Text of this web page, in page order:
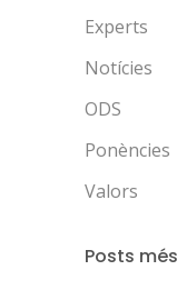
Experts
Notícies
ODS
Ponències
Valors
Posts